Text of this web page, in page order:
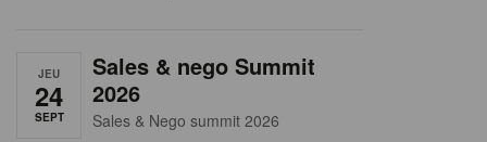
JEU
24
SEPT
Sales & nego Summit
2026
Sales & Nego summit 2026